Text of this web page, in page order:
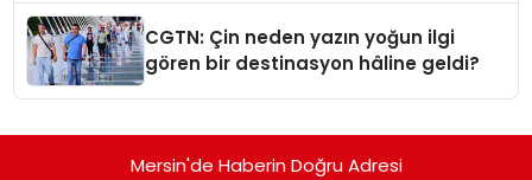
CGTN: Çin neden yazın yoğun ilgi
gören bir destinasyon hâline geldi?
Mersin'de Haberin Doğru Adresi